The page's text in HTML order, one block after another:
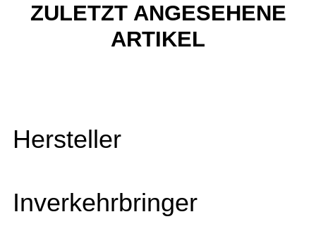
ZULETZT ANGESEHENE
ARTIKEL
Hersteller
Inverkehrbringer